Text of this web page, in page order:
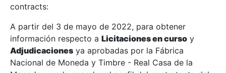
Show/Hide
Show/Hide
contracts:
A partir del 3 de mayo de 2022, para obtener
información respecto a Licitaciones en curso y
Adjudicaciones ya aprobadas por la Fábrica
Nacional de Moneda y Timbre - Real Casa de la